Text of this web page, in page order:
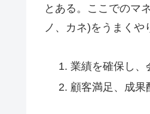
とある。ここでのマ
ノ、カネ)をうまくや
業績を確保し、
顧客満足、成果